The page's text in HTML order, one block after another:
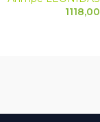
1118,00